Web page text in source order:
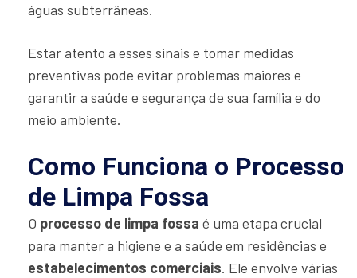
águas subterrâneas.
Estar atento a esses sinais e tomar medidas
preventivas pode evitar problemas maiores e
garantir a saúde e segurança de sua família e do
meio ambiente.
Como Funciona o Processo
de Limpa Fossa
O processo de limpa fossa é uma etapa crucial
para manter a higiene e a saúde em residências e
estabelecimentos comerciais. Ele envolve várias